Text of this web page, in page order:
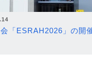
「ESRAH2026」の開